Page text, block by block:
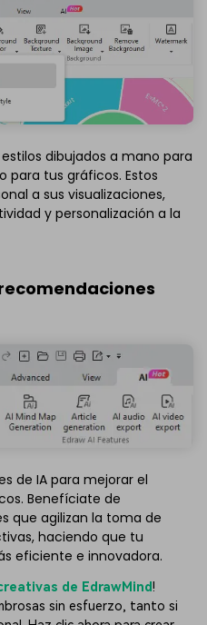
dibujados a mano para
para tus gráficos. Estos
a sus visualizaciones,
y personalización a la
de IA para mejorar el
Benefíciate de
que agilizan la toma de
haciendo que tu
eficiente e innovadora.
de EdrawMind!
sin esfuerzo, tanto si